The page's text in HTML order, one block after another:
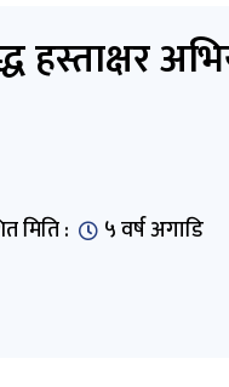
हस्ताक्षर
मिति : ५ वर्ष अगाडि